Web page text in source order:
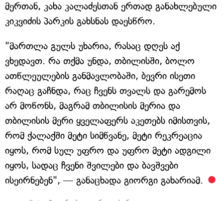
მერთან, კახა კალაძესთან ერთად განახლებული
კიკვიძის პარკის გახსნას დაესწრო.
"მართლა გულს უხარია, რასაც დღეს აქ
ვხედავთ. რა თქმა უნდა, თბილისში, ბოლო
ათწლეულების განმავლობაში, ბევრი ისეთი
რაღაც გაჩნდა, რაც ჩვენს თვალს და გარემოს
არ მოწონს, მაგრამ თბილისის მერია და
თბილისის მერი ყველაფერს აკეთებს იმისთვის,
რომ ქალაქში მეტი სიმწვანე, მეტი რეკრეაცია
იყოს, რომ სულ უფრო და უფრო მეტი ადგილი
იყოს, სადაც ჩვენი შვილები და ბავშვები
ისეირნებენ", — განაცხადა გიორგი გახარიამ.